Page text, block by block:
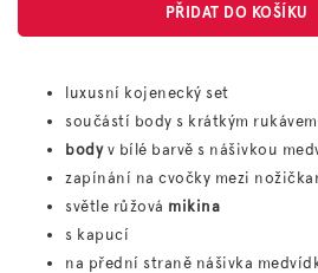
PŘIDAT DO KOŠÍKU
luxusní kojenecký set
součástí body s krátkým
bodyv bílé barvě s nášivkou
zapínání na cvočky mezi
světle růžová mikina
s kapucí
na přední straně nášivka